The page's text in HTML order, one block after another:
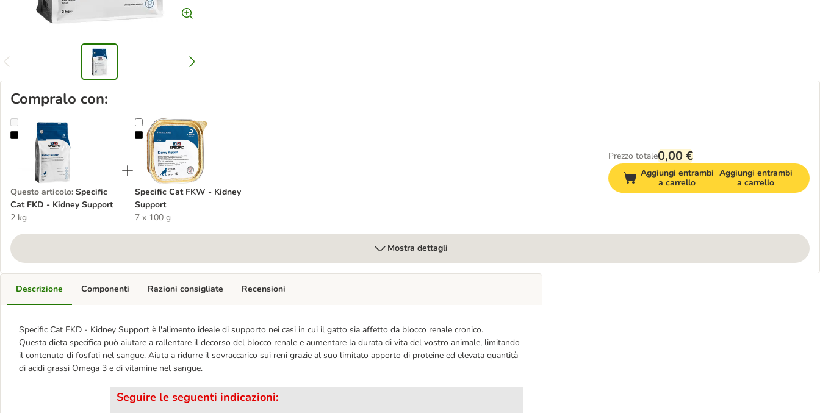
Compralo con:
Specific Cat FKD - Kidney Support
Questo articolo: Specific
Cat FKD - Kidney Support
2 kg
Specific Cat FKW - Kidney Support
Specific Cat FKW - Kidney
Support
7 x 100 g
Prezzo totale0,00 €
Aggiungi entrambi
a carrello
Aggiungi entrambi
a carrello
Mostra dettagli
Descrizione
Specific Cat FKD - Kidney Support è l'alimento ideale di supporto nei casi in cui il gatto sia affetto da blocco renale cronico.
Questa dieta specifica può aiutare a rallentare il decorso del blocco renale e aumentare la durata di vita del vostro animale, limitando
il contenuto di fosfati nel sangue. Aiuta a ridurre il sovraccarico sui reni grazie al suo limitato apporto di proteine ed elevata quantità
di acidi grassi Omega 3 e di vitamine nel sangue.
Seguire le seguenti indicazioni:
Componenti Razioni consigliate Recensioni